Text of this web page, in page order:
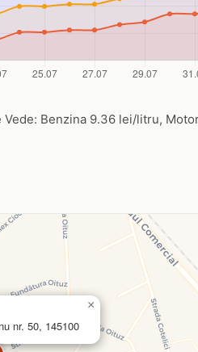
Benzina 9.36 lei/litru,
nr. 50, 145100
×